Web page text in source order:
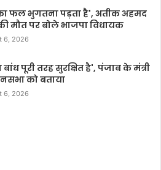
फल भुगतना पड़ता है', अतीक अहमद
मौत पर बोले भाजपा विधायक
6, 2026
पूरी तरह सुरक्षित है', पंजाब के मंत्री
को बताया
6, 2026